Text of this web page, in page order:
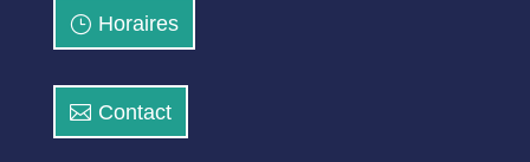
Horaires
Contact